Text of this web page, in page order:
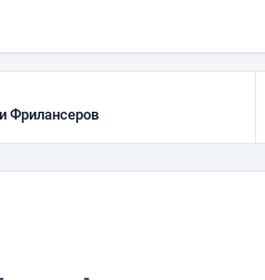
Фрилансеров